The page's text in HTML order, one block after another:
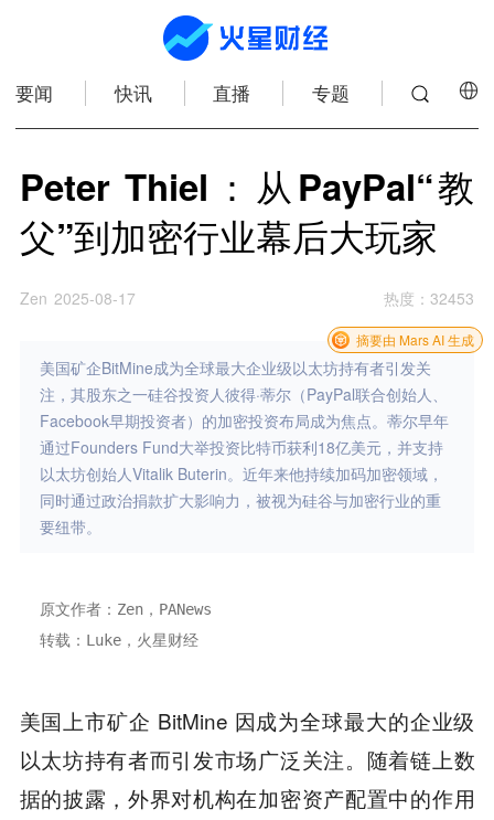
要闻 快讯 直播 专题
Peter Thiel：从PayPal“教
父”到加密行业幕后大玩家
Zen 2025-08-17 热度 ：32453
美国矿企BitMine成为全球最大企业级以太坊持有者引发关
注，其股东之一硅谷投资人彼得·蒂尔（PayPal联合创始人、
Facebook早期投资者）的加密投资布局成为焦点。蒂尔早年
通过Founders Fund大举投资比特币获利18亿美元，并支持
以太坊创始人Vitalik Buterin。近年来他持续加码加密领域，
同时通过政治捐款扩大影响力，被视为硅谷与加密行业的重
要纽带。
摘要由 Mars AI 生成
原文作者：Zen，PANews
转载：Luke，火星财经
美国上市矿企 BitMine 因成为全球最大的企业级
以太坊持有者而引发市场广泛关注。随着链上数
据的披露，外界对机构在加密资产配置中的作用